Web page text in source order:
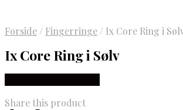
Forside / Fingerringe / Ix Core Ring i
Ix Core Ring i Sølv
Share this product